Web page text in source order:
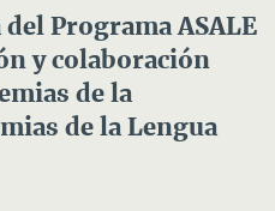
Programa ASALE
y colaboración
de la
de la Lengua